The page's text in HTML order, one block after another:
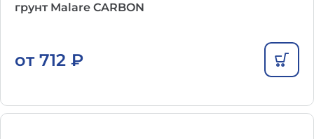
грунт Malare CARBON
от 712 ₽